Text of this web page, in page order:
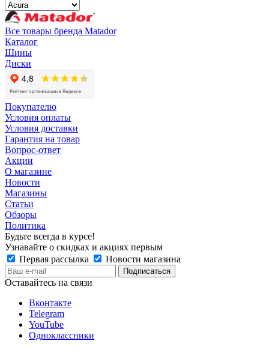
Все товары бренда Matador
Каталог
Шины
Диски
Покупателю
Условия оплаты
Условия доставки
Гарантия на товар
Вопрос-ответ
Акции
О магазине
Новости
Магазины
Статьи
Обзоры
Политика
Будьте всегда в курсе!
Узнавайте о скидках и акциях первым
Первая рассылка
Новости магазина
Оставайтесь на связи
Вконтакте
Telegram
YouTube
Одноклассники